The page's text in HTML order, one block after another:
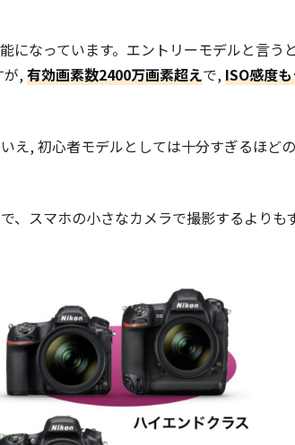
になっています。エントリーモデルと言う
が,有効画素数2400万画素超えで,ISO感度
え, 初心者モデルとしては十分すぎるほど
、スマホの小さなカメラで撮影するよりも